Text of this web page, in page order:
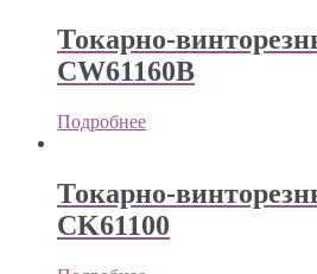
Токарно-
CW61160B
Подробнее
Токарно-
CK61100